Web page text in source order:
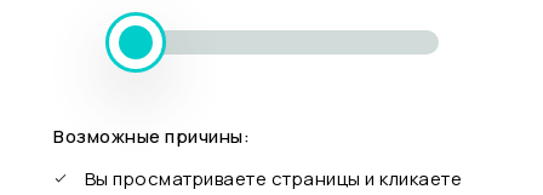
Возможные причины:
Вы просматриваете страницы и кликаете